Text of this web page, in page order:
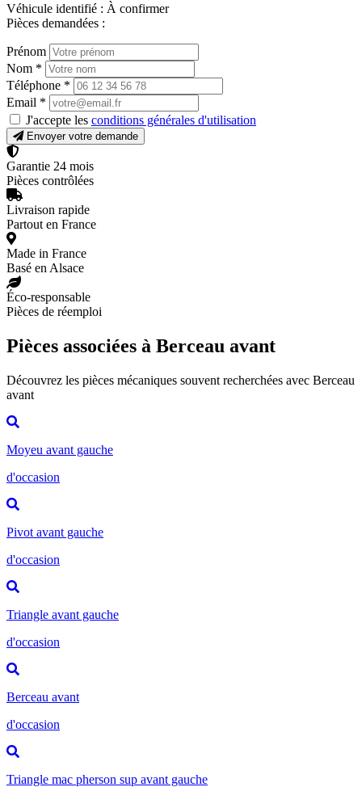
Véhicule identifié : À confirmer
Pièces demandées :
Prénom
Nom *
Téléphone *
Email *
J'accepte les conditions générales d'utilisation
Envoyer votre demande
Garantie 24 mois
Pièces contrôlées
Livraison rapide
Partout en France
Made in France
Basé en Alsace
Éco-responsable
Pièces de réemploi
Pièces associées à Berceau avant
Découvrez les pièces mécaniques souvent recherchées avec Berceau
avant
Moyeu avant gauche
d'occasion
Pivot avant gauche
d'occasion
Triangle avant gauche
d'occasion
Berceau avant
d'occasion
Triangle mac pherson sup avant gauche